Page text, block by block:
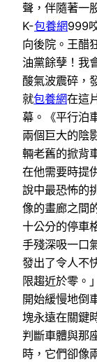
聲，伴隨著一
K-包養網999
向後院。王醋
油黨餘孽！我
酸氣波震碎，
就包養網在這
幕。《平行泊
兩個巨大的陰
輛老舊的掀背
在他需要時提
說中最恐怖的
像的畫廊之間
十公分的停車
手殘深吸一口
發出了令人不
限趨近於零。
開始緩慢地倒
塊永遠在關鍵
判斷車體與那
時，它們卻像